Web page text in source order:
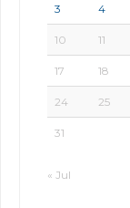
3 4
10 11
17 18
24 25
31
« Jul